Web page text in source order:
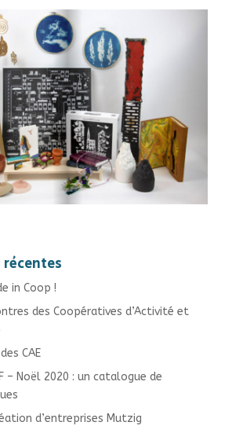
in Coop !
des Coopératives d’Activité et
CAE
– Noël 2020 : un catalogue de
d’entreprises Mutzig